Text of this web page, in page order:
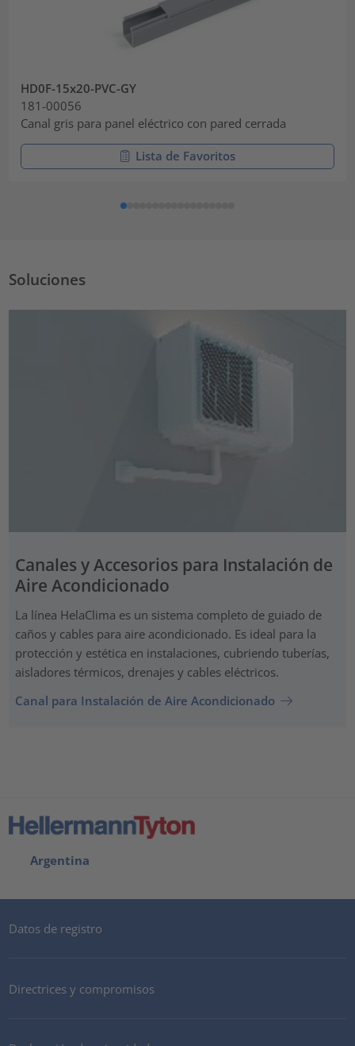
HD0F-15x20-PVC-GY
181-00056
Canal gris para panel eléctrico con pared cerrada
Lista de Favoritos
Soluciones
Canales y Accesorios para Instalación de
Aire Acondicionado
La línea HelaClima es un sistema completo de guiado de
caños y cables para aire acondicionado. Es ideal para la
protección y estética en instalaciones, cubriendo tuberías,
aisladores térmicos, drenajes y cables eléctricos.
Canal para Instalación de Aire Acondicionado
Argentina
Datos de registro
Directrices y compromisos